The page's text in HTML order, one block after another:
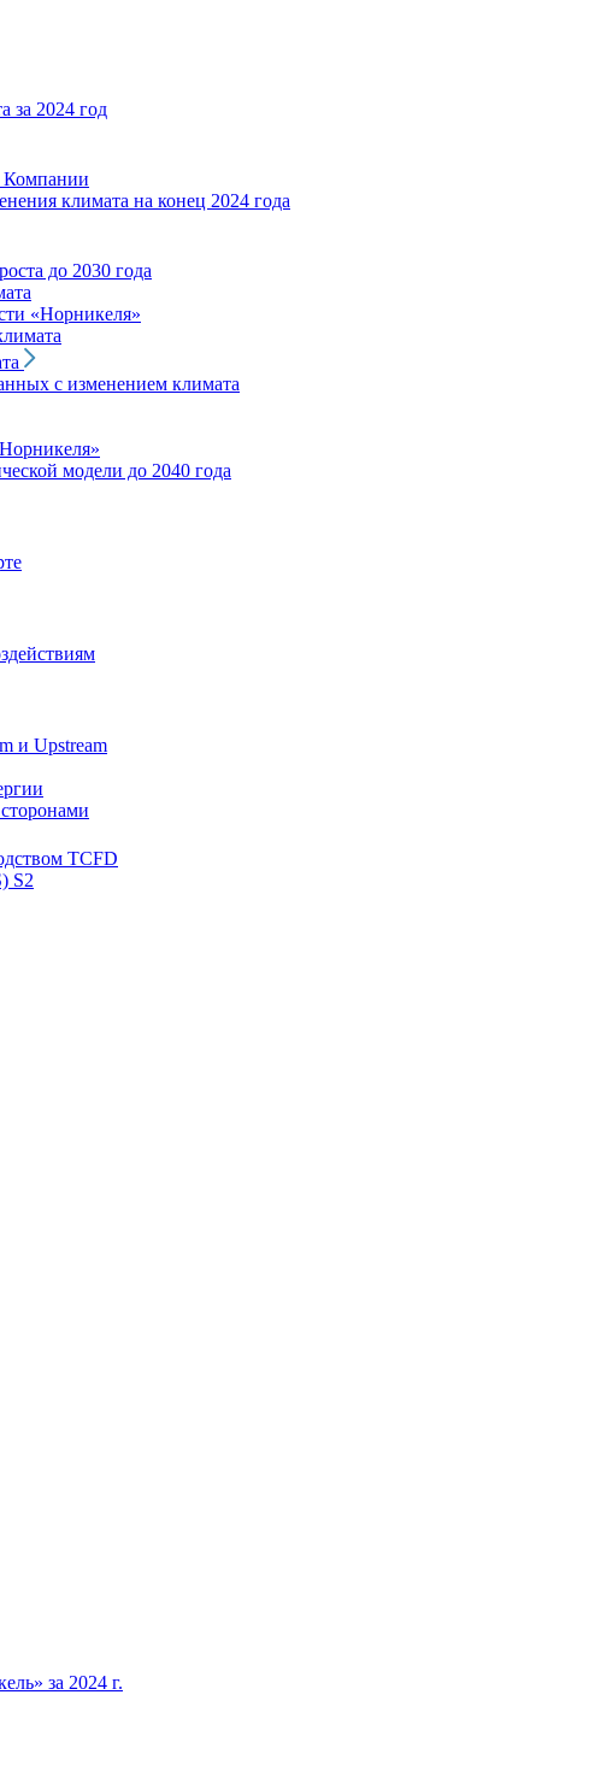
за 2024 год
Компании
климата на конец 2024 года
до 2030 года
«Норникеля»
с изменением климата
модели до 2040 года
и Upstream
TCFD
S2
за 2024 г.